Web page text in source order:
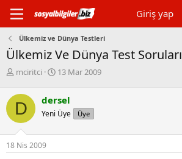
Giriş yap
Ülkemiz ve Dünya Testleri
Ülkemiz Ve Dünya Test Soruları
K
n
b
u
y
u
b
mciritci
B
l
a
g
13 Mar 2009
D dersel
Yeni Üye Üye
18 Nis 2009